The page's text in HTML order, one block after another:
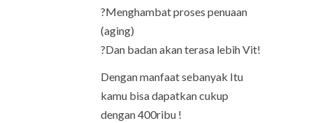
?Menghambat proses penuaan
(aging)
?Dan badan akan terasa lebih Vit!
Dengan manfaat sebanyak Itu
kamu bisa dapatkan cukup
dengan 400ribu !